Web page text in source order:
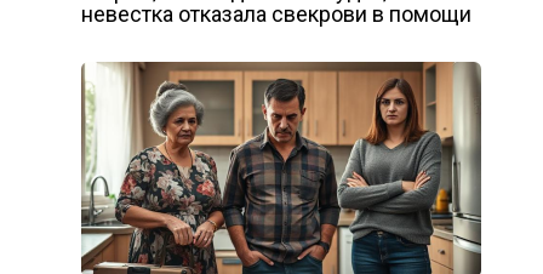
невестка отказала свекрови в помощи